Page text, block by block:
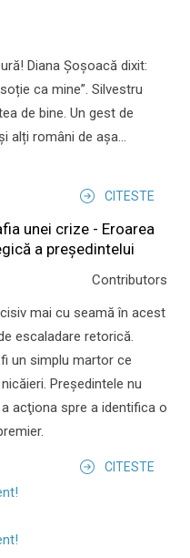
Diana Șoșoacă dixit:
ca mine”. Silvestru
de bine. Un gest de
alți români de așa...
CITESTE
unei crize - Eroarea
a președintelui
Contributors
mai cu seamă în acest
escaladare retorică.
un simplu martor ce
Preşedintele nu
acţiona spre a identifica o
CITESTE